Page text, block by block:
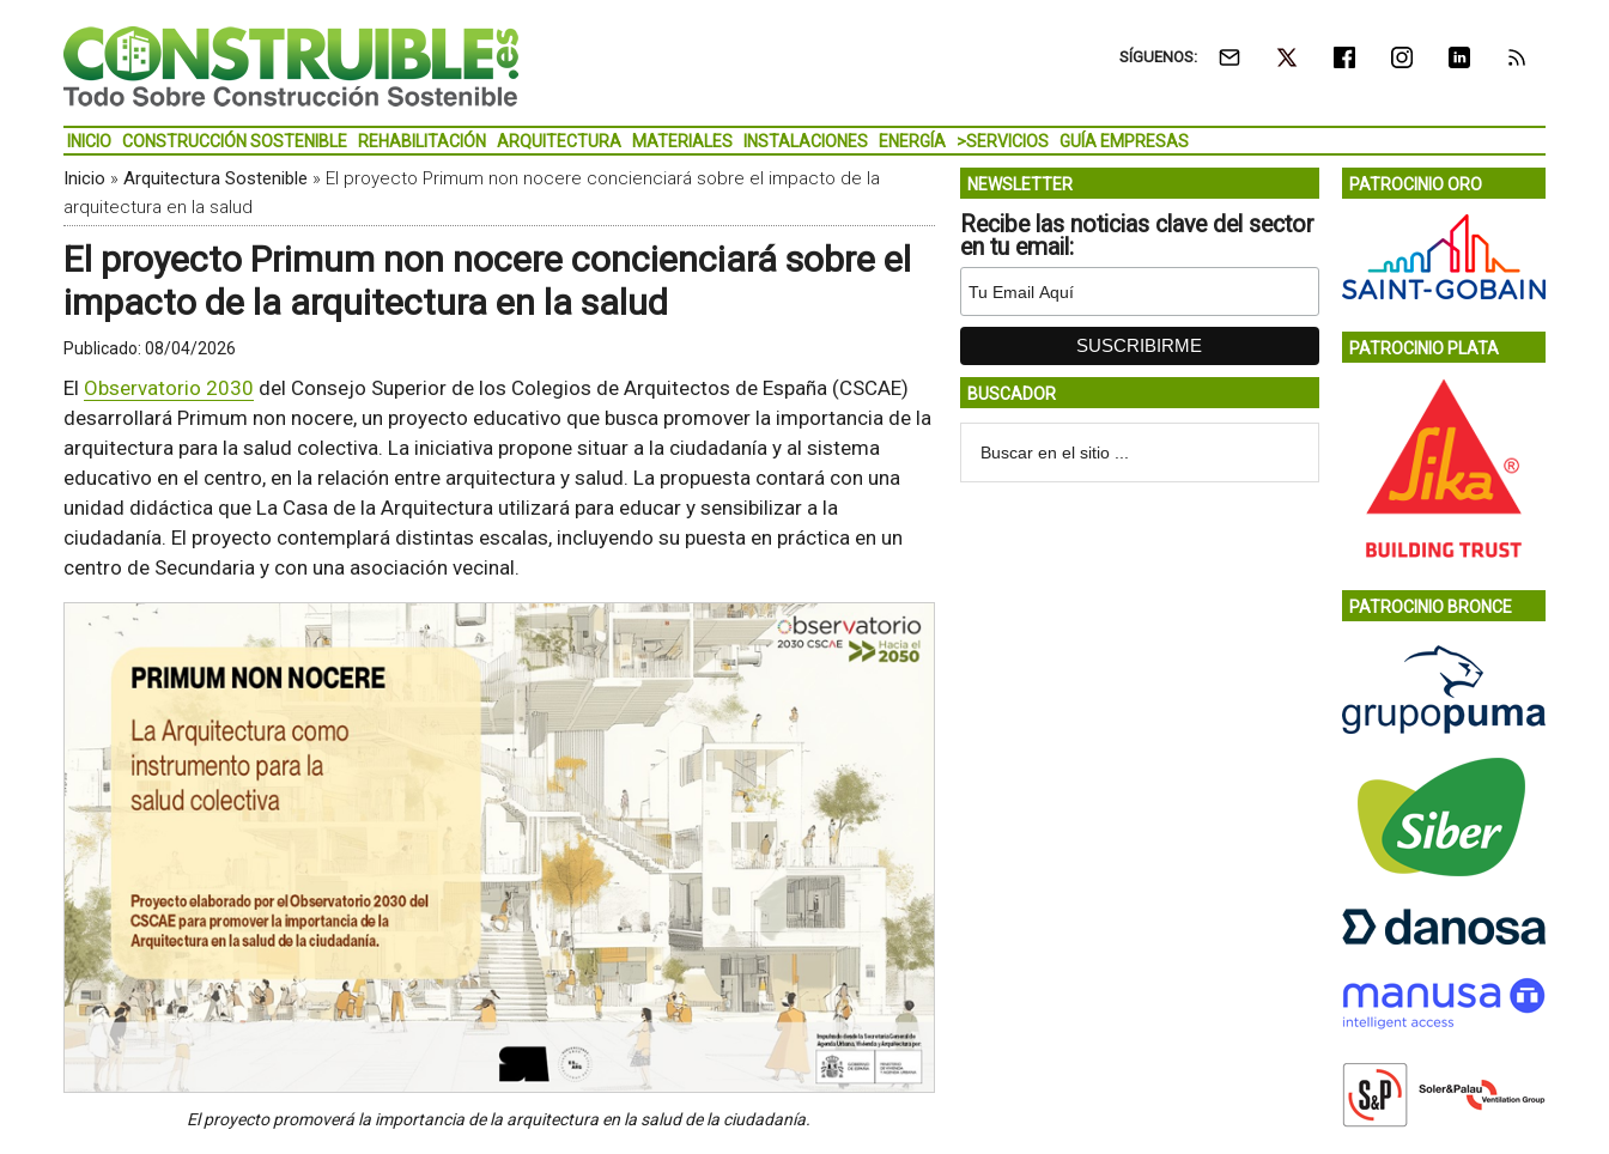
SÍGUENOS:
INICIO CONSTRUCCIÓN SOSTENIBLE REHABILITACIÓN ARQUITECTURA MATERIALES INSTALACIONES ENERGÍA >SERVICIOS GUÍA EMPRESAS
Inicio » Arquitectura Sostenible » El proyecto Primum non nocere concienciará sobre el impacto de la
arquitectura en la salud
El proyecto Primum non nocere concienciará sobre el
impacto de la arquitectura en la salud
Publicado: 08/04/2026
El Observatorio 2030 del Consejo Superior de los Colegios de Arquitectos de España (CSCAE)
desarrollará Primum non nocere, un proyecto educativo que busca promover la importancia de la
arquitectura para la salud colectiva. La iniciativa propone situar a la ciudadanía y al sistema
educativo en el centro, en la relación entre arquitectura y salud. La propuesta contará con una
unidad didáctica que La Casa de la Arquitectura utilizará para educar y sensibilizar a la
ciudadanía. El proyecto contemplará distintas escalas, incluyendo su puesta en práctica en un
centro de Secundaria y con una asociación vecinal.
El proyecto promoverá la importancia de la arquitectura en la salud de la ciudadanía.
NEWSLETTER
Recibe las noticias clave del sector
en tu email:
BUSCADOR
PATROCINIO ORO
PATROCINIO PLATA
PATROCINIO BRONCE